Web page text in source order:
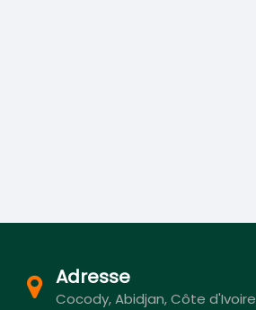
Adresse
Cocody, Abidjan, Côte d'Ivoire